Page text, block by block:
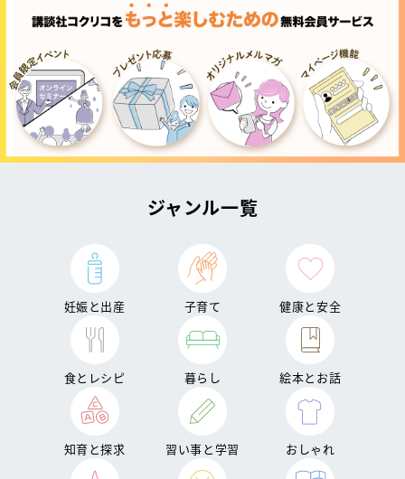
ジャンル一覧
妊娠と出産 子育て 健康と安全
食とレシピ 暮らし 絵本とお話
知育と探求 習い事と学習 おしゃれ